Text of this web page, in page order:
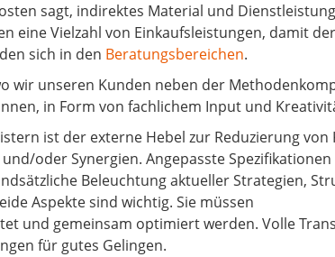
sagt, indirektes Material und
eine Vielzahl von Einkaufsleistungen, damit
sich in den Beratungsbereichen.
wir unseren Kunden neben der
in Form von fachlichem Input und
ist der externe Hebel zur Reduzierung von
oder Synergien. Angepasste
Beleuchtung aktueller Strategien,
Aspekte sind wichtig. Sie müssen
und gemeinsam optimiert werden. Volle
für gutes Gelingen.